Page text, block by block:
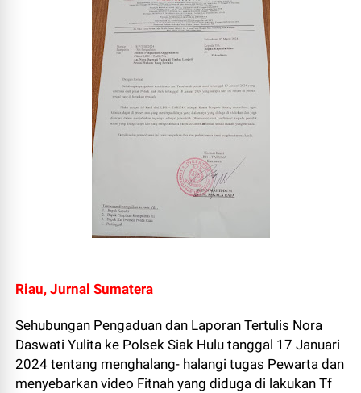
Riau, Jurnal Sumatera
Sehubungan Pengaduan dan Laporan Tertulis Nora
Daswati Yulita ke Polsek Siak Hulu tanggal 17 Januari
2024 tentang menghalang- halangi tugas Pewarta dan
menyebarkan video Fitnah yang diduga di lakukan Tf